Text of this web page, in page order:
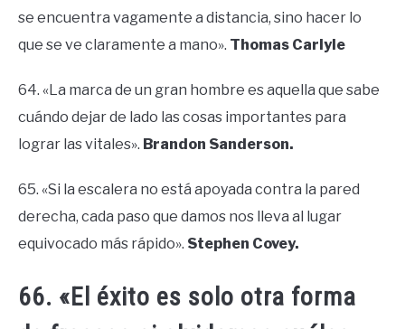
se encuentra vagamente a distancia, sino hacer lo
que se ve claramente a mano». Thomas Carlyle
64. «La marca de un gran hombre es aquella que sabe
cuándo dejar de lado las cosas importantes para
lograr las vitales». Brandon Sanderson.
65. «Si la escalera no está apoyada contra la pared
derecha, cada paso que damos nos lleva al lugar
equivocado más rápido». Stephen Covey.
66. «El éxito es solo otra forma